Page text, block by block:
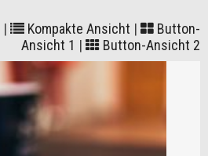
| Kompakte Ansicht |
Button-
Ansicht 1 | Button-Ansicht 2